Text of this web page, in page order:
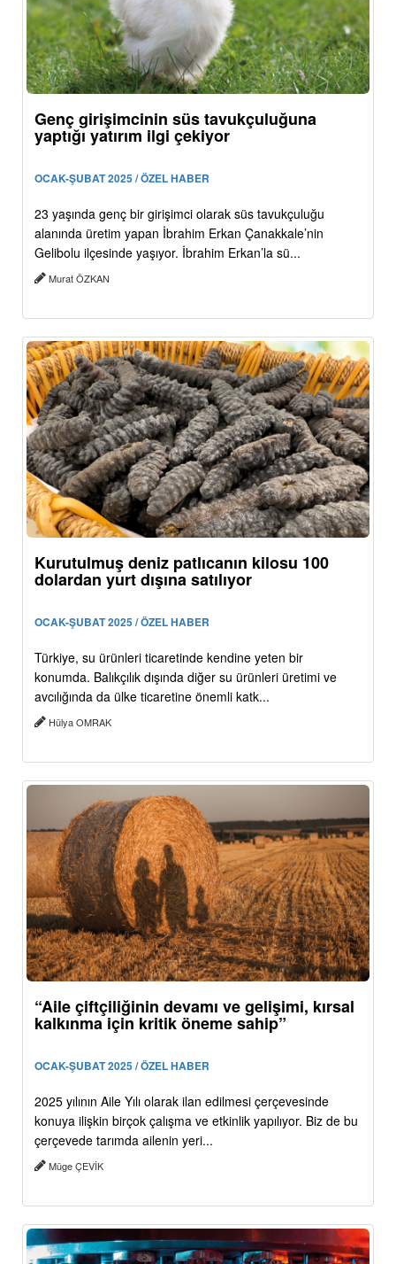
Genç girişimcinin süs tavukçuluğuna
yaptığı yatırım ilgi çekiyor
OCAK-ŞUBAT 2025 / ÖZEL HABER
23 yaşında genç bir girişimci olarak süs tavukçuluğu
alanında üretim yapan İbrahim Erkan Çanakkale’nin
Gelibolu ilçesinde yaşıyor. İbrahim Erkan’la sü...
Murat ÖZKAN
Kurutulmuş deniz patlıcanın kilosu 100
dolardan yurt dışına satılıyor
OCAK-ŞUBAT 2025 / ÖZEL HABER
Türkiye, su ürünleri ticaretinde kendine yeten bir
konumda. Balıkçılık dışında diğer su ürünleri üretimi ve
avcılığında da ülke ticaretine önemli katk...
Hülya OMRAK
“Aile çiftçiliğinin devamı ve gelişimi, kırsal
kalkınma için kritik öneme sahip”
OCAK-ŞUBAT 2025 / ÖZEL HABER
2025 yılının Aile Yılı olarak ilan edilmesi çerçevesinde
konuya ilişkin birçok çalışma ve etkinlik yapılıyor. Biz de bu
çerçevede tarımda ailenin yeri...
Müge ÇEVİK